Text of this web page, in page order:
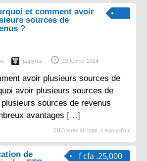
et comment avoir
sources de
?
papyrus 13 février 2024
avoir plusieurs sources de
avoir plusieurs sources de
sources de revenus
avantages […]
3183 vues au total, 4 aujourd'hui
f cfa .25,000
de